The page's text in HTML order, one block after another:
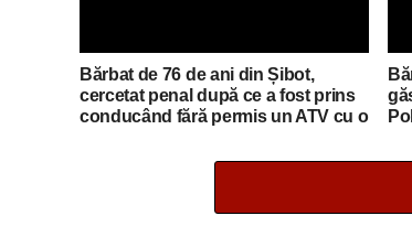
Bărbat de 76 de ani din Șibot,
cercetat penal după ce a fost prins
conducând fără permis un ATV cu o